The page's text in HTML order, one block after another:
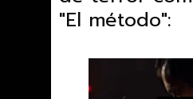
"El método":